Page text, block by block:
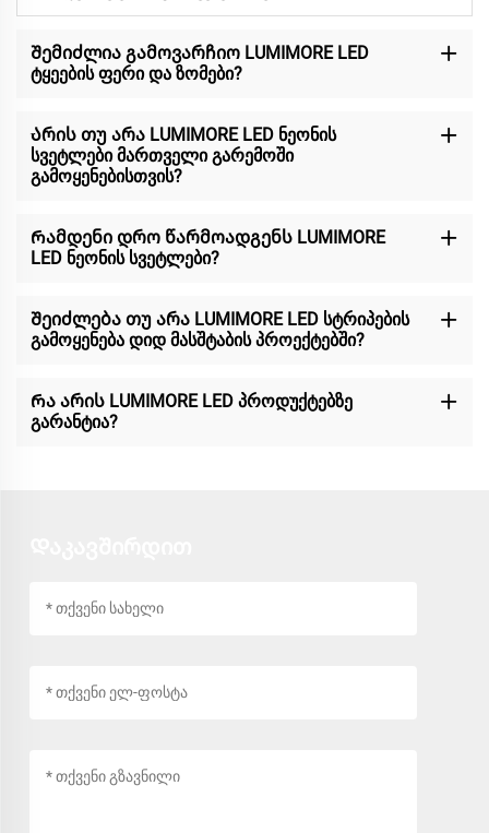
Შემიძლია გამოვარჩიო LUMIMORE LED
ტყეების ფერი და ზომები?
Არის თუ არა LUMIMORE LED ნეონის
სვეტლები მართველი გარემოში
გამოყენებისთვის?
Რამდენი დრო წარმოადგენს LUMIMORE
LED ნეონის სვეტლები?
Შეიძლება თუ არა LUMIMORE LED სტრიპების
გამოყენება დიდ მასშტაბის პროექტებში?
Რა არის LUMIMORE LED პროდუქტებზე
გარანტია?